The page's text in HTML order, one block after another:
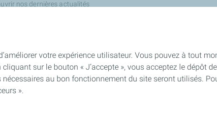
nos dernières actualités
votre expérience utilisateur. Vous pouvez à tout
sur le bouton « J’accepte », vous acceptez le dépôt
au bon fonctionnement du site seront utilisés.
».